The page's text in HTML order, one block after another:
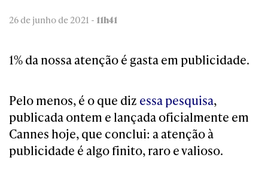
26 de junho de 2021 -11h41
1% da nossa atenção é gasta em publicidade.
Pelo menos, é o que diz essa pesquisa,
publicada ontem e lançada oficialmente em
Cannes hoje, que conclui: a atenção à
publicidade é algo finito, raro e valioso.